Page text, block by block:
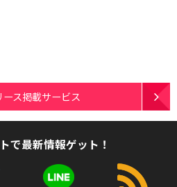
ス掲載サービス
で最新情報ゲット！